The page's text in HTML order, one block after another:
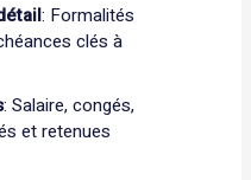
: Formalités
clés à
: Salaire, congés,
et retenues